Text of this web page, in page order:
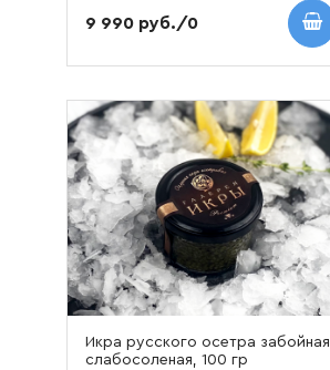
9 990 руб./0
Икра русского осетра забойная
слабосоленая, 100 гр